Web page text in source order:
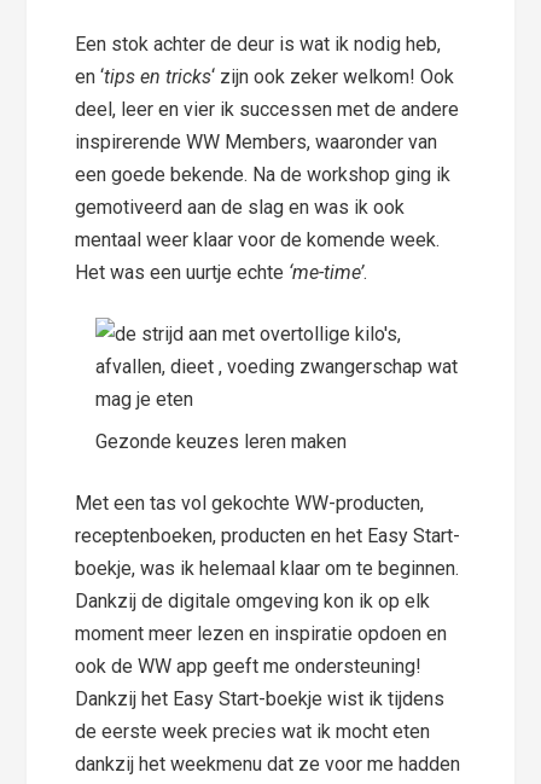
Een stok achter de deur is wat ik nodig heb,
en ‘tips en tricks‘ zijn ook zeker welkom! Ook
deel, leer en vier ik successen met de andere
inspirerende WW Members, waaronder van
een goede bekende. Na de workshop ging ik
gemotiveerd aan de slag en was ik ook
mentaal weer klaar voor de komende week.
Het was een uurtje echte ‘me-time’.
Gezonde keuzes leren maken
Met een tas vol gekochte WW-producten,
receptenboeken, producten en het Easy Start-
boekje, was ik helemaal klaar om te beginnen.
Dankzij de digitale omgeving kon ik op elk
moment meer lezen en inspiratie opdoen en
ook de WW app geeft me ondersteuning!
Dankzij het Easy Start-boekje wist ik tijdens
de eerste week precies wat ik mocht eten
dankzij het weekmenu dat ze voor me hadden